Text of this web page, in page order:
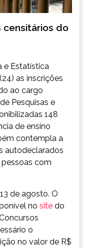
censitários do
e Estatística
as inscrições
ao cargo
Pesquisas e
148
de ensino
contempla a
autodeclarados
com
de agosto. O
no site do
o
no valor de R$